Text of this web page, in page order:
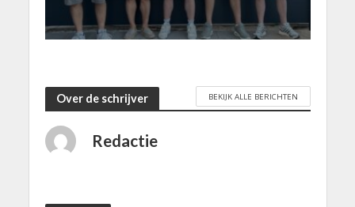
Over de schrijver BEKIJK ALLE BERICHTEN
Redactie